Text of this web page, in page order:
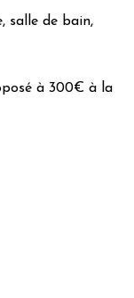
salle de bain,
à 300€ à la